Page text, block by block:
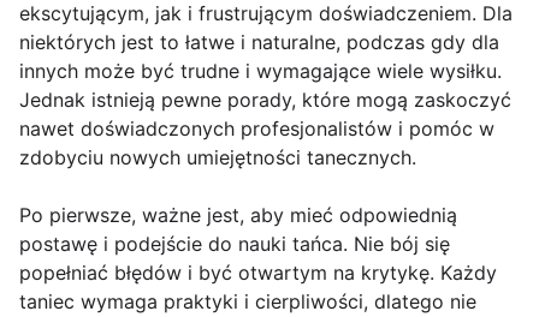
ekscytującym, jak i frustrującym doświadczeniem. Dla
niektórych jest to łatwe i naturalne, podczas gdy dla
innych może być trudne i wymagające wiele wysiłku.
Jednak istnieją pewne porady, które mogą zaskoczyć
nawet doświadczonych profesjonalistów i pomóc w
zdobyciu nowych umiejętności tanecznych.
Po pierwsze, ważne jest, aby mieć odpowiednią
postawę i podejście do nauki tańca. Nie bój się
popełniać błędów i być otwartym na krytykę. Każdy
taniec wymaga praktyki i cierpliwości, dlatego nie